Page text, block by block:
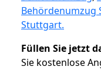
Behördenumzug
Stuttgart.
Füllen Sie jetzt
Sie kostenlose